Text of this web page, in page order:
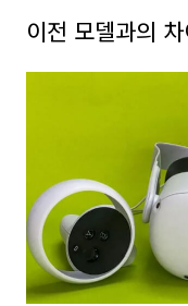
이전 모델과의